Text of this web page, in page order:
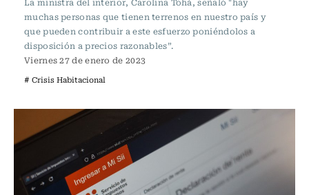
muchas personas que tienen terrenos en nuestro país y
que pueden contribuir a este esfuerzo poniéndolos a
disposición a precios razonables”.
Viernes 27 de enero de 2023
# Crisis Habitacional